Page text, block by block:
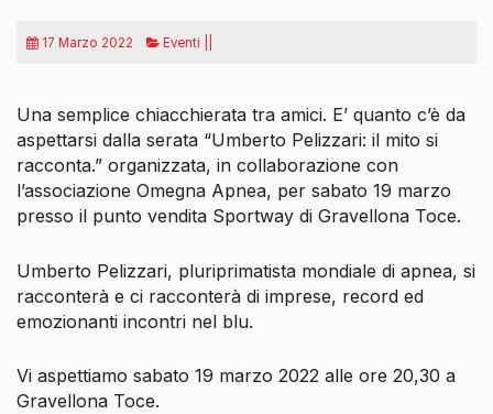
17 Marzo 2022 Eventi ||
Una semplice chiacchierata tra amici. E’ quanto c’è da
aspettarsi dalla serata “Umberto Pelizzari: il mito si
racconta.” organizzata, in collaborazione con
l’associazione Omegna Apnea, per sabato 19 marzo
presso il punto vendita Sportway di Gravellona Toce.
Umberto Pelizzari, pluriprimatista mondiale di apnea, si
racconterà e ci racconterà di imprese, record ed
emozionanti incontri nel blu.
Vi aspettiamo sabato 19 marzo 2022 alle ore 20,30 a
Gravellona Toce.